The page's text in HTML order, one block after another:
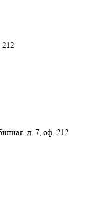
212
д. 7, оф. 212